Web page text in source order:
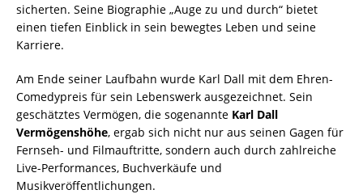
sicherten. Seine Biographie „Auge zu und durch“ bietet
einen tiefen Einblick in sein bewegtes Leben und seine
Karriere.
Am Ende seiner Laufbahn wurde Karl Dall mit dem Ehren-
Comedypreis für sein Lebenswerk ausgezeichnet. Sein
geschätztes Vermögen, die sogenannte Karl Dall
Vermögenshöhe, ergab sich nicht nur aus seinen Gagen für
Fernseh- und Filmauftritte, sondern auch durch zahlreiche
Live-Performances, Buchverkäufe und
Musikveröffentlichungen.